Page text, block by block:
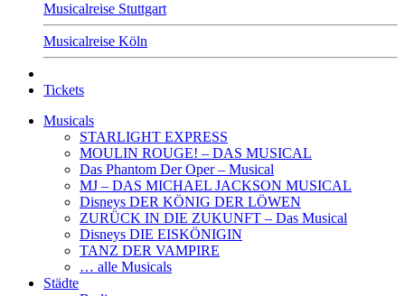
Musicalreise Stuttgart
Musicalreise Köln
Tickets
Musicals
STARLIGHT EXPRESS
MOULIN ROUGE! – DAS MUSICAL
Das Phantom Der Oper – Musical
MJ – DAS MICHAEL JACKSON MUSICAL
Disneys DER KÖNIG DER LÖWEN
ZURÜCK IN DIE ZUKUNFT – Das Musical
Disneys DIE EISKÖNIGIN
TANZ DER VAMPIRE
… alle Musicals
Städte